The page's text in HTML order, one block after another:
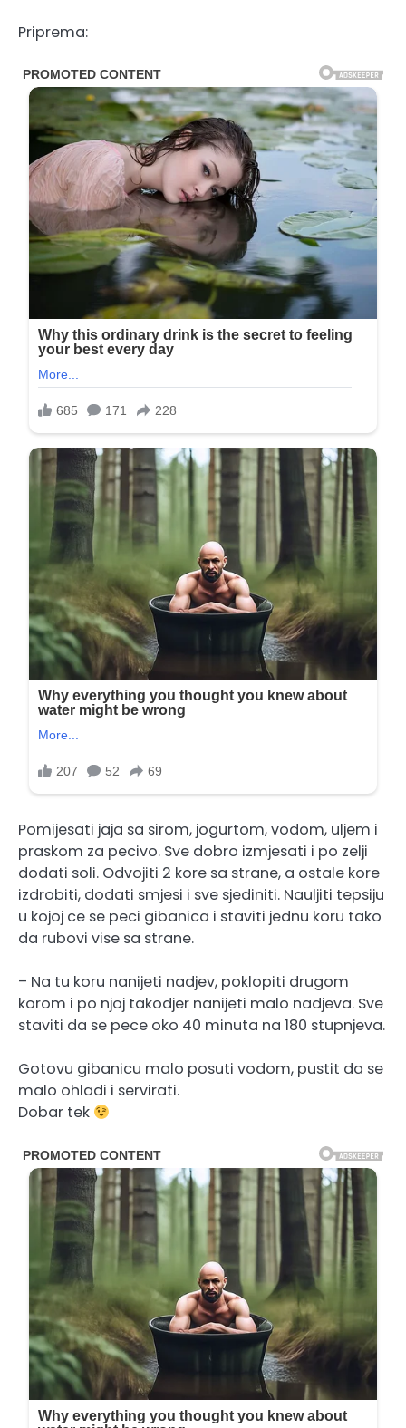
Priprema:
Pomijesati jaja sa sirom, jogurtom, vodom, uljem i
praskom za pecivo. Sve dobro izmjesati i po zelji
dodati soli. Odvojiti 2 kore sa strane, a ostale kore
izdrobiti, dodati smjesi i sve sjediniti. Nauljiti tepsiju
u kojoj ce se peci gibanica i staviti jednu koru tako
da rubovi vise sa strane.
– Na tu koru nanijeti nadjev, poklopiti drugom
korom i po njoj takodjer nanijeti malo nadjeva. Sve
staviti da se pece oko 40 minuta na 180 stupnjeva.
Gotovu gibanicu malo posuti vodom, pustit da se
malo ohladi i servirati.
Dobar tek